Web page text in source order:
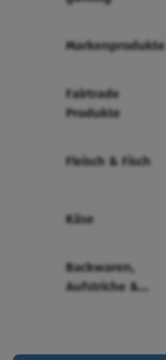
Markenprodukte
Fairtrade
Produkte
Fleisch & Fisch
Käse
Backwaren,
Aufstriche &